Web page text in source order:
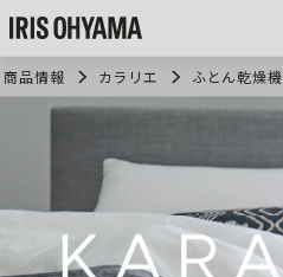
商品情報 カラリエ ふとん乾燥機